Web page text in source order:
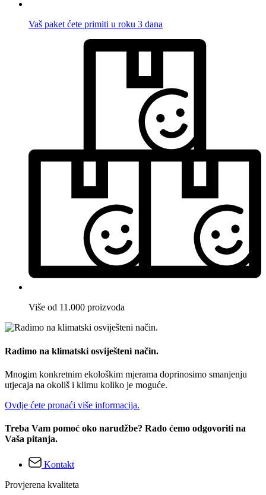
Vaš paket ćete primiti u roku 3 dana
Više od 11.000 proizvoda
Radimo na klimatski osviješteni način.
Mnogim konkretnim ekološkim mjerama doprinosimo smanjenju
utjecaja na okoliš i klimu koliko je moguće.
Ovdje ćete pronaći više informacija.
Treba Vam pomoć oko narudžbe? Rado ćemo odgovoriti na
Vaša pitanja.
Kontakt
Provjerena kvaliteta